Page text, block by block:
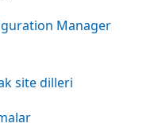
Manager
site dilleri